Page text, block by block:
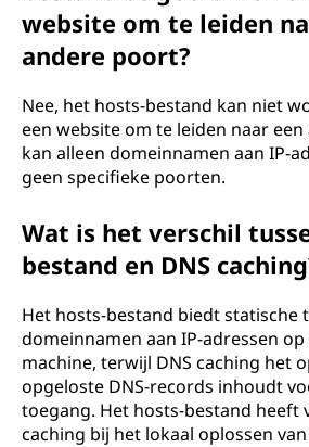
website om te leiden
andere poort?
Nee, het hosts-bestand kan niet
een website om te leiden naar
kan alleen domeinnamen aan IP-
geen specifieke poorten.
Wat is het verschil
bestand en DNS
Het hosts-bestand biedt statische
domeinnamen aan IP-adressen
machine, terwijl DNS caching het
opgeloste DNS-records inhoudt
toegang. Het hosts-bestand heeft
caching bij het lokaal oplossen